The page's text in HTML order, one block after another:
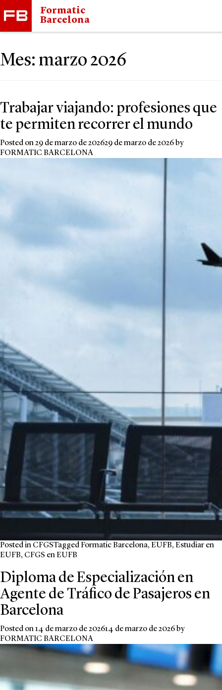
Formatic
Barcelona
Mes: marzo 2026
Trabajar viajando: profesiones que
te permiten recorrer el mundo
Posted on29 de marzo de 202629 de marzo de 2026 by
FORMATIC BARCELONA
Posted in CFGSTaggedFormatic Barcelona, EUFB, Estudiar en
EUFB, CFGS en EUFB
Diploma de Especialización en
Agente de Tráfico de Pasajeros en
Barcelona
Posted on14 de marzo de 202614 de marzo de 2026 by
FORMATIC BARCELONA